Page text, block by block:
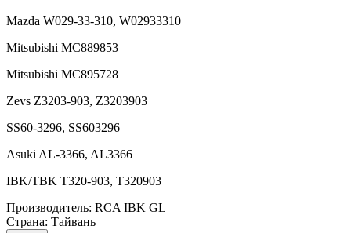
Mazda W029-33-310, W02933310
Mitsubishi MC889853
Mitsubishi MC895728
Zevs Z3203-903, Z3203903
SS60-3296, SS603296
Asuki AL-3366, AL3366
IBK/TBK T320-903, T320903
Производитель: RCA IBK GL
Страна: Тайвань